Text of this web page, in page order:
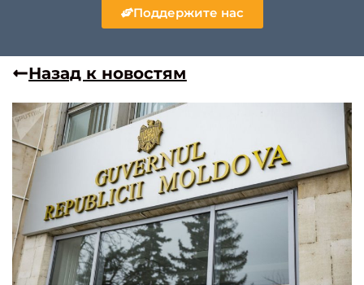
Поддержите нас
Назад к новостям